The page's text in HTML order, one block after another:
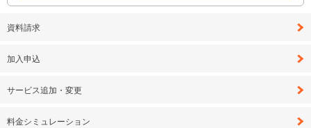
資料請求
加入申込
サービス追加・変更
料金シミュレーション